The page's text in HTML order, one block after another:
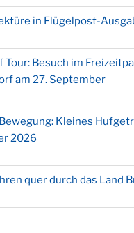
in Flügelpost-
Tour: Besuch im
am 27. September
Kleines
2026
quer durch das Land